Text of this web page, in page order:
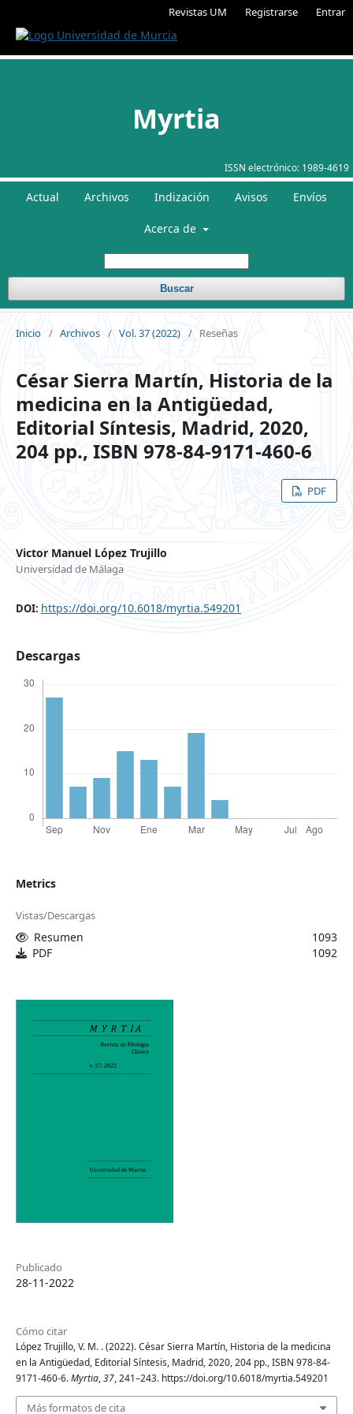
Revistas UM Registrarse Entrar
ISSN electrónico: 1989-4619
Myrtia
Actual Archivos Indización Avisos Envíos
Acerca de
Buscar
Inicio / Archivos / Vol. 37 (2022) / Reseñas
César Sierra Martín, Historia de la
medicina en la Antigüedad,
Editorial Síntesis, Madrid, 2020,
204 pp., ISBN 978-84-9171-460-6
PDF
Victor Manuel López Trujillo
Universidad de Málaga
DOI: https://doi.org/10.6018/myrtia.549201
Descargas
Metrics
Vistas/Descargas
Resumen
1093
PDF
1092
Publicado
28-11-2022
Cómo citar
López Trujillo, V. M. . (2022). César Sierra Martín, Historia de la medicina
en la Antigüedad, Editorial Síntesis, Madrid, 2020, 204 pp., ISBN 978-84-
9171-460-6.Myrtia,37, 241–243. https://doi.org/10.6018/myrtia.549201
Más formatos de cita